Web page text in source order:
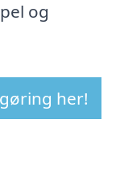
og
her!